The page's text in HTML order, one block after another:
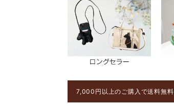
7,000円以上のご購入で送料無料